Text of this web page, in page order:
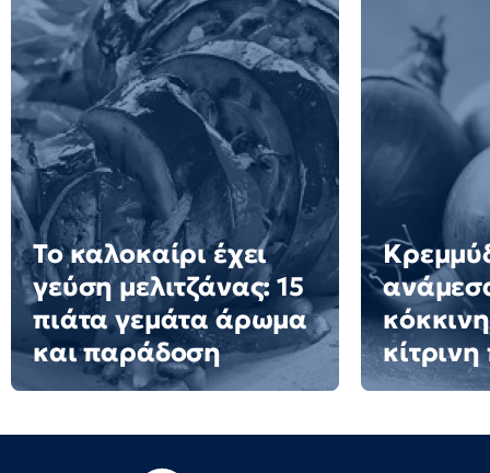
Το καλοκαίρι έχει
γεύση μελιτζάνας: 15
πιάτα γεμάτα άρωμα
και παράδοση
κίτρινη